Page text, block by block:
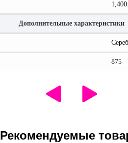
Дополнительные характеристики
875
Рекомендуемые